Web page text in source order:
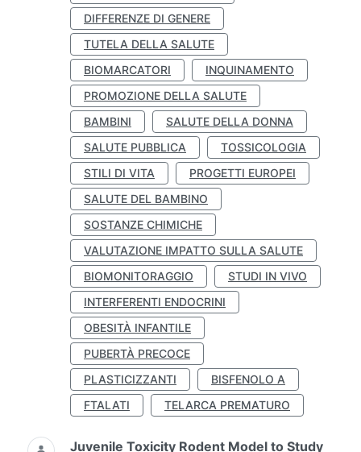
DIFFERENZE DI GENERE
TUTELA DELLA SALUTE
BIOMARCATORI
INQUINAMENTO
PROMOZIONE DELLA SALUTE
BAMBINI
SALUTE DELLA DONNA
SALUTE PUBBLICA
TOSSICOLOGIA
STILI DI VITA
PROGETTI EUROPEI
SALUTE DEL BAMBINO
SOSTANZE CHIMICHE
VALUTAZIONE IMPATTO SULLA SALUTE
BIOMONITORAGGIO
STUDI IN VIVO
INTERFERENTI ENDOCRINI
OBESITÀ INFANTILE
PUBERTÀ PRECOCE
PLASTICIZZANTI
BISFENOLO A
FTALATI
TELARCA PREMATURO
Juvenile Toxicity Rodent Model to Study